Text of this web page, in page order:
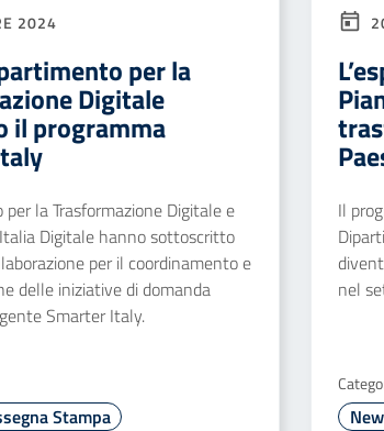
2024
per la
Digitale
il programma
la Trasformazione Digitale e
Digitale hanno sottoscritto
per il coordinamento e
delle iniziative di domanda
Smarter Italy.
Stampa
Il
nel